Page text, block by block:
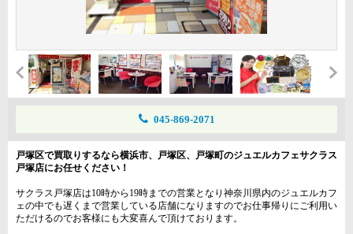
045-869-2071
戸塚区で買取りするなら横浜市、戸塚区、戸塚町のジュエルカフェサクラス
戸塚店にお任せください！
サクラス戸塚店は10時から19時までの営業となり神奈川県内のジュエルカフ
ェの中でも遅くまで営業している店舗になりますのでお仕事帰りにご利用い
ただけるのでお客様にも大変喜んで頂けております。